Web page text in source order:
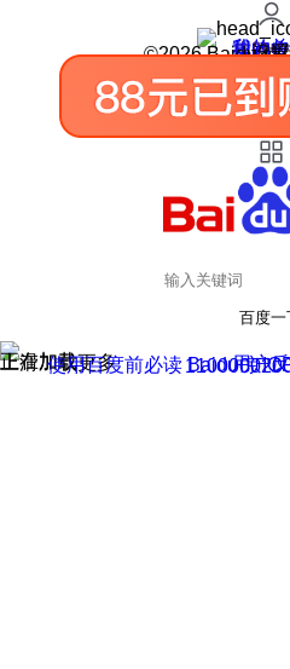
我的
我的
皮肤
用户设置
©2026 Baidu 使
百度一
正在加载
上滑加载更多 用户
使用百度前必读 Baidu 京
京公网安备